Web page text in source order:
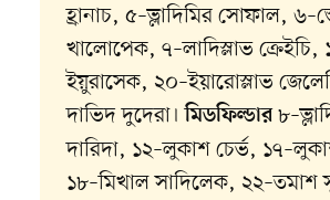
হ্রানাচ, ৫–ভ্লাদিমির সোফাল,
খালোপেক, ৭–লাদিস্লাভ ক্রেইচি,
ইয়ুরাসেক, ২০–ইয়ারোস্লাভ
দাভিদ দুদেরা।মিডফিল্ডার
দারিদা, ১২–লুকাশ চের্ভ,
১৮–মিখাল সাদিলেক, ২২–তমাশ